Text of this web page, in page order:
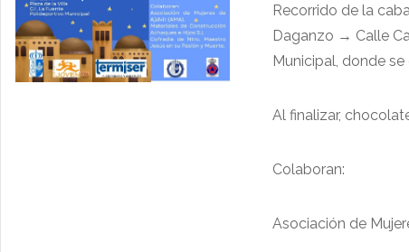
Recorrido de la
Daganzo → Calle
Municipal, donde
Al finalizar,
Colaboran:
Asociación de